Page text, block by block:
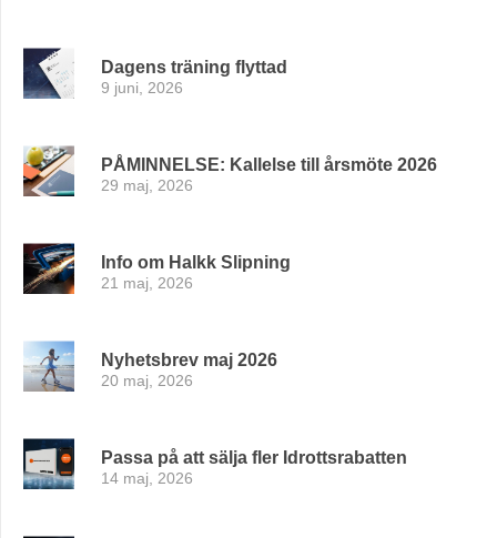
Dagens träning flyttad
9 juni, 2026
PÅMINNELSE: Kallelse till årsmöte 2026
29 maj, 2026
Info om Halkk Slipning
21 maj, 2026
Nyhetsbrev maj 2026
20 maj, 2026
Passa på att sälja fler Idrottsrabatten
14 maj, 2026